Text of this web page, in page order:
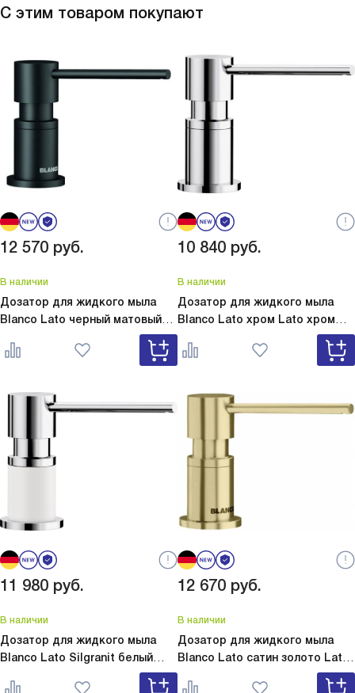
С этим товаром покупают
12 570 руб.
В наличии
Дозатор для жидкого мыла
Blanco Lato черный матовый
Lato черный матовый 525789
10 840 руб.
В наличии
Дозатор для жидкого мыла
Blanco Lato хром Lato хром
11 980 руб.
В наличии
Дозатор для жидкого мыла
Blanco Lato Silgranit белый
Lato Silgranit белый 525814
12 670 руб.
В наличии
Дозатор для жидкого мыла
Blanco Lato сатин золото Lato